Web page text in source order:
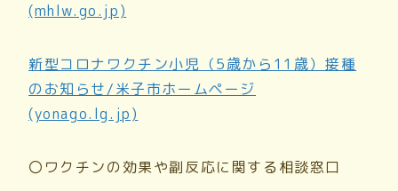
(mhlw.go.jp)
新型コロナワクチン小児（5歳から11歳）接種
のお知らせ/米子市ホームページ
(yonago.lg.jp)
〇ワクチンの効果や副反応に関する相談窓口